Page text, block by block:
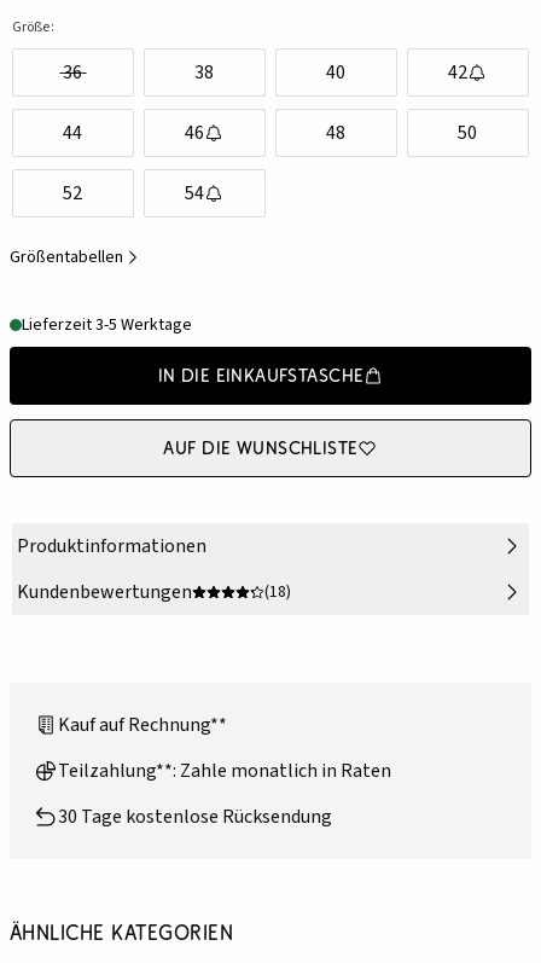
Größe:
36 38 40 42
44 46 48 50
52 54
Größentabellen
Lieferzeit 3-5 Werktage
In die Einkaufstasche
Auf die Wunschliste
Produktinformationen
Kundenbewertungen
(18)
Kauf auf Rechnung**
Teilzahlung**: Zahle monatlich in Raten
30 Tage kostenlose Rücksendung
Ähnliche Kategorien